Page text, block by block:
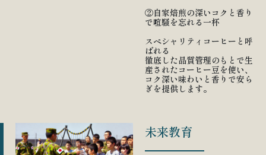
②自家焙煎の深いコクと香り
で喧騒を忘れる一杯
スペシャリティコーヒーと呼
ばれる
徹底した品質管理のもとで生
産されたコーヒー豆を使い、
コク深い味わいと香りで安ら
ぎを提供します。
未来教育